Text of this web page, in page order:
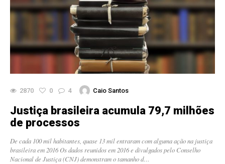
2870 0 4 Caio Santos
Justiça brasileira acumula 79,7 milhões
de processos
De cada 100 mil habitantes, quase 13 mil entraram com alguma ação na justiça
brasileira em 2016 Os dados reunidos em 2016 e divulgados pelo Conselho
Nacional de Justiça (CNJ) demonstram o tamanho d…